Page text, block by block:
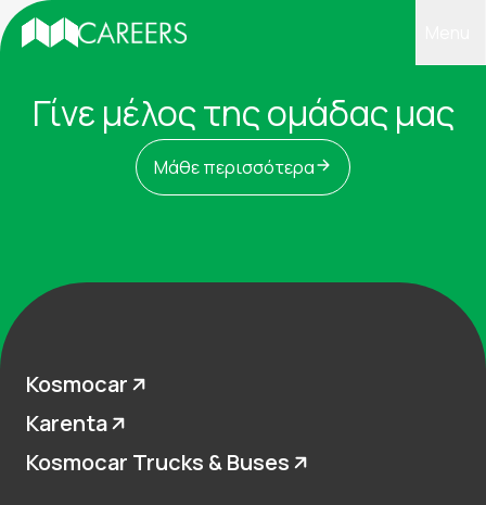
Σχετικά με εμάς
Επικοινωνία
Γίνε μέλος της ομάδας μας
Μάθε περισσότερα
Kosmocar
Karenta
Kosmocar Trucks & Buses